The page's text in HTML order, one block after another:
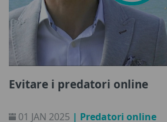
Evitare i predatori online
01 JAN 2025 | Predatori online